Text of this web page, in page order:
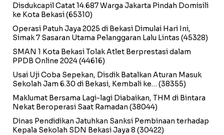
Disdukcapil Catat 14.687 Warga Jakarta Pindah Domisili
ke Kota Bekasi(65310)
Operasi Patuh Jaya 2025 di Bekasi Dimulai Hari Ini,
Simak 7 Sasaran Utama Pelanggaran Lalu Lintas (45328)
SMAN 1 Kota Bekasi Tolak Atlet Berprestasi dalam
PPDB Online 2024(44616)
Usai Uji Coba Sepekan, Disdik Batalkan Aturan Masuk
Sekolah Jam 6.30 di Bekasi, Kembali ke… (38355)
Maklumat Bersama Lagi-lagi Diabaikan, THM di Bintara
Nekat Beroperasi Saat Ramadan (38044)
Dinas Pendidikan Jatuhkan Sanksi Pembinaan terhadap
Kepala Sekolah SDN Bekasi Jaya 8 (30422)